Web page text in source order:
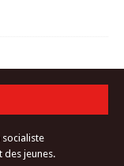
socialiste
des jeunes.